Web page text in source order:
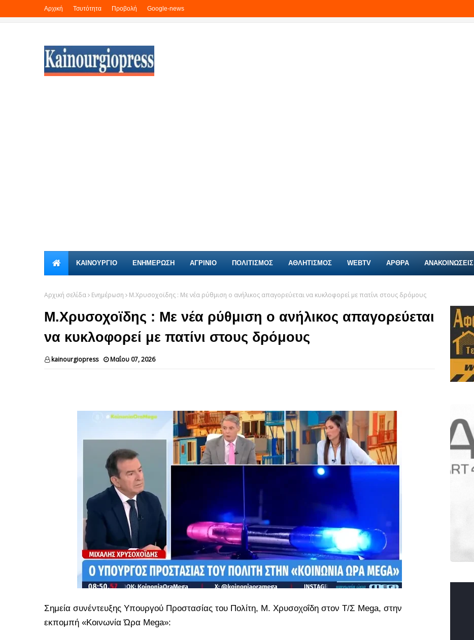
Αρχική Τσυτότητα Προβολή Google-news
ΚΑΙΝΟΎΡΓΙΟ ΕΝΗΜΕΡΩΣΗ ΑΓΡΙΝΙΟ ΠΟΛΙΤΙΣΜΟΣ ΑΘΛΗΤΙΣΜΟΣ WEBTV ΑΡΘΡΑ ΑΝΑΚΟΙΝΩΣΕΙΣ
Αρχική σελίδα Ενημέρωση Μ.Χρυσοχοϊδης : Με νέα ρύθμιση ο ανήλικος απαγορεύεται να κυκλοφορεί με πατίνι στους δρόμους
Μ.Χρυσοχοϊδης : Με νέα ρύθμιση ο ανήλικος απαγορεύεται
να κυκλοφορεί με πατίνι στους δρόμους
kainourgiopress Μαΐου 07, 2026
Σημεία συνέντευξης Υπουργού Προστασίας του Πολίτη, Μ. Χρυσοχοΐδη στον Τ/Σ Mega, στην
εκπομπή «Κοινωνία Ώρα Mega»: